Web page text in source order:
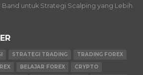
untuk Strategi Scalping yang Lebih
STRATEGI TRADING
TRADING FOREX
BELAJAR FOREX
CRYPTO